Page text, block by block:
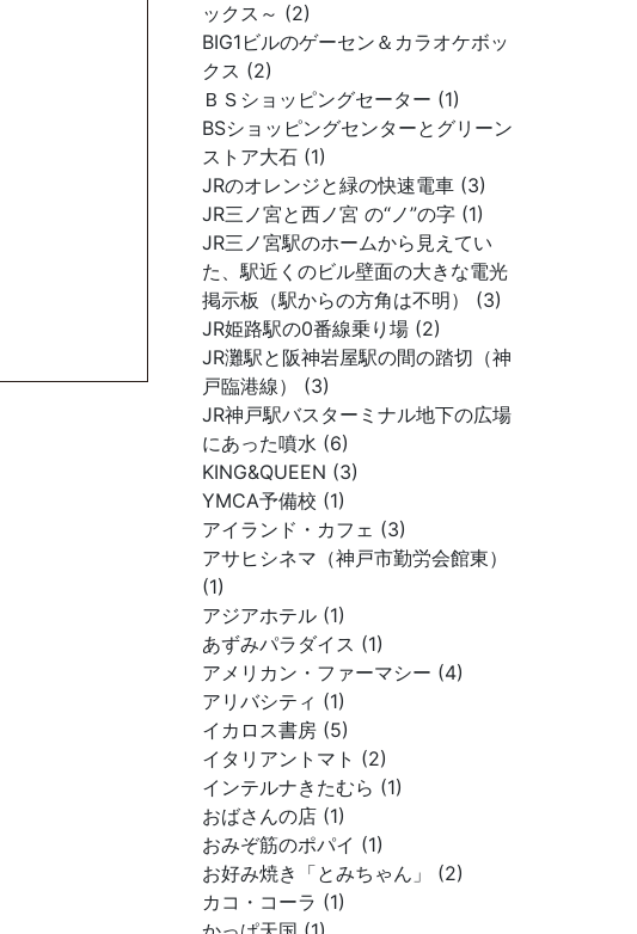
ックス～ (2)
BIG1ビルのゲーセン＆カラオケボッ
クス (2)
ＢＳショッピングセーター (1)
BSショッピングセンターとグリーン
ストア大石 (1)
JRのオレンジと緑の快速電車 (3)
JR三ノ宮と西ノ宮 の“ノ”の字 (1)
JR三ノ宮駅のホームから見えてい
た、駅近くのビル壁面の大きな電光
掲示板（駅からの方角は不明） (3)
JR姫路駅の0番線乗り場 (2)
JR灘駅と阪神岩屋駅の間の踏切（神
戸臨港線） (3)
JR神戸駅バスターミナル地下の広場
にあった噴水 (6)
KING&QUEEN (3)
YMCA予備校 (1)
アイランド・カフェ (3)
アサヒシネマ（神戸市勤労会館東）
(1)
アジアホテル (1)
あずみパラダイス (1)
アメリカン・ファーマシー (4)
アリバシティ (1)
イカロス書房 (5)
イタリアントマト (2)
インテルナきたむら (1)
おばさんの店 (1)
おみぞ筋のポパイ (1)
お好み焼き「とみちゃん」 (2)
カコ・コーラ (1)